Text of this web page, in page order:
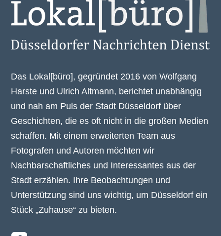
Das Lokal[büro], gegründet 2016 von Wolfgang
Harste und Ulrich Altmann, berichtet unabhängig
und nah am Puls der Stadt Düsseldorf über
Geschichten, die es oft nicht in die großen Medien
schaffen. Mit einem erweiterten Team aus
Fotografen und Autoren möchten wir
Nachbarschaftliches und Interessantes aus der
Stadt erzählen. Ihre Beobachtungen und
Unterstützung sind uns wichtig, um Düsseldorf ein
Stück „Zuhause“ zu bieten.